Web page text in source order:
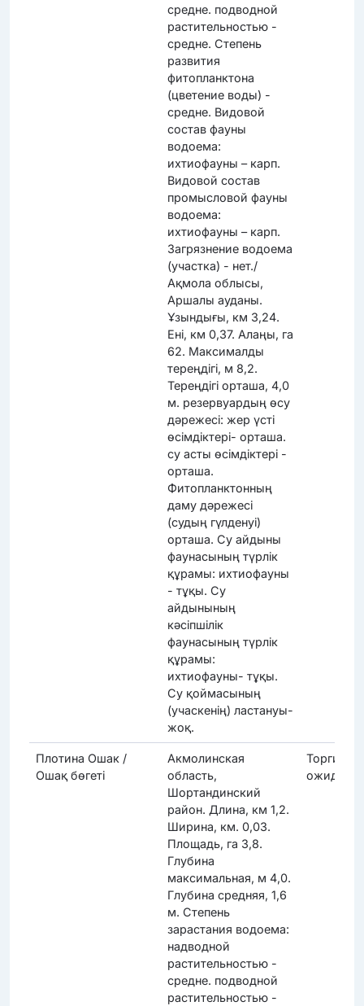
средне. подводной
растительностью -
средне. Степень
развития
фитопланктона
(цветение воды) -
средне. Видовой
состав фауны
водоема:
ихтиофауны – карп.
Видовой состав
промысловой фауны
водоема:
ихтиофауны – карп.
Загрязнение водоема
(участка) - нет./
Ақмола облысы,
Аршалы ауданы.
Ұзындығы, км 3,24.
Ені, км 0,37. Алаңы, га
62. Максималды
тереңдігі, м 8,2.
Тереңдігі орташа, 4,0
м. резервуардың өсу
дәрежесі: жер үсті
өсімдіктері- орташа.
су асты өсімдіктері -
орташа.
Фитопланктонның
даму дәрежесі
(судың гүлденуі)
орташа. Су айдыны
фаунасының түрлік
құрамы: ихтиофауны
- тұқы. Су
айдынының
кәсіпшілік
фаунасының түрлік
құрамы:
ихтиофауны- тұқы.
Су қоймасының
(учаскенің) ластануы-
жоқ.
Плотина Ошак /
Ошақ бөгеті
Акмолинская
область,
Шортандинский
район. Длина, км 1,2.
Ширина, км. 0,03.
Площадь, га 3,8.
Глубина
максимальная, м 4,0.
Глубина средняя, 1,6
м. Степень
зарастания водоема:
надводной
растительностью -
средне. подводной
растительностью -
Торги